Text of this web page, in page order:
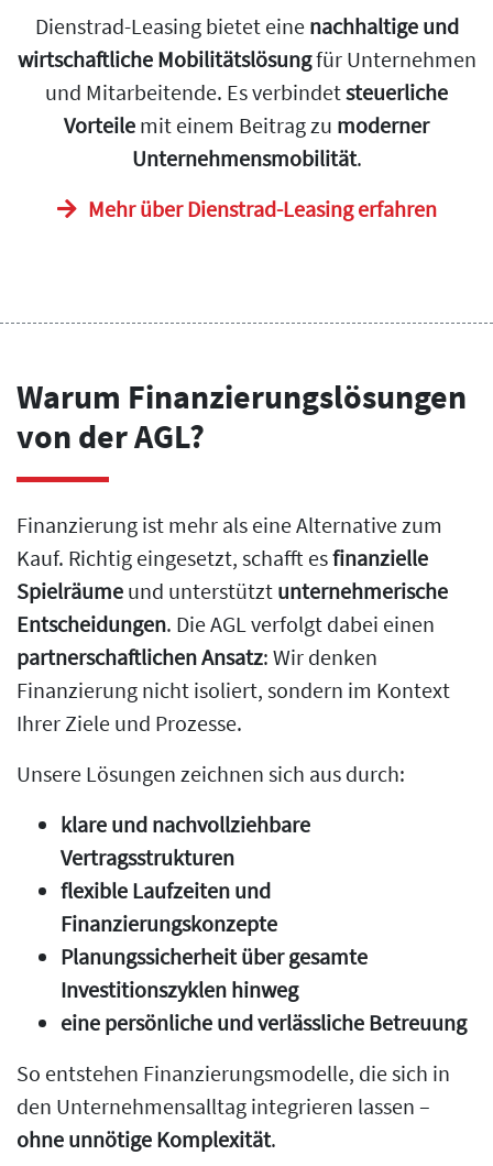
Dienstrad-Leasing bietet eine nachhaltige und
wirtschaftliche Mobilitätslösungfür Unternehmen
und Mitarbeitende. Es verbindetsteuerliche
Vorteile mit einem Beitrag zu moderner
Unternehmensmobilität.
Mehr über Dienstrad-Leasing erfahren
Warum Finanzierungslösungen
von der AGL?
Finanzierung ist mehr als eine Alternative zum
Kauf. Richtig eingesetzt, schafft esfinanzielle
Spielräume und unterstützt unternehmerische
Entscheidungen. Die AGL verfolgt dabei einen
partnerschaftlichen Ansatz: Wir denken
Finanzierung nicht isoliert, sondern im Kontext
Ihrer Ziele und Prozesse.
Unsere Lösungen zeichnen sich aus durch:
klare und nachvollziehbare
Vertragsstrukturen
flexible Laufzeiten und
Finanzierungskonzepte
Planungssicherheit über gesamte
Investitionszyklen hinweg
eine persönliche und verlässliche Betreuung
So entstehen Finanzierungsmodelle, die sich in
den Unternehmensalltag integrieren lassen –
ohne unnötige Komplexität.